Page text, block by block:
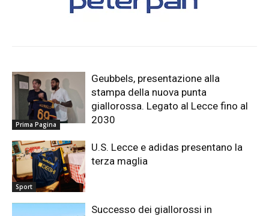
Prima Pagina
Geubbels, presentazione alla
stampa della nuova punta
giallorossa. Legato al Lecce fino al
2030
Sport
U.S. Lecce e adidas presentano la
terza maglia
Successo dei giallorossi in